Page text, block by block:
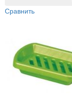
Сравнить